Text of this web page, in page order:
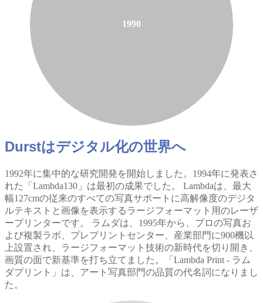
1990
Durstはデジタル化の世界へ
1992年に集中的な研究開発を開始しました。1994年に発表さ
れた「Lambda130」は最初の成果でした。 Lambdaは、最大
幅127cmの従来のすべての写真サポートに高解像度のデジタ
ルテキストと画像を表示するラージフォーマット用のレーザ
ープリンターです。 ラムダは、1995年から、プロの写真お
よび複製ラボ、プレプリントセンター、産業部門に900機以
上設置され、ラージフォーマット技術の新時代を切り開き、
画質の面で新基準を打ち立てました。「Lambda Print - ラム
ダプリント」は、アート写真部門の品質の代名詞になりまし
た。